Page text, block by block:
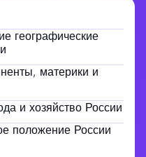
географические
материки и
и хозяйство России
положение России